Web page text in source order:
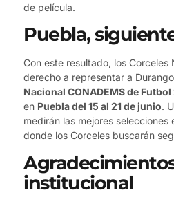
de película.
Puebla,
Con este resultado, los Corceles
derecho a representar a
Nacional CONADEMS de
en Puebla del 15 al 21 de junio.
medirán las mejores
donde los Corceles buscarán
institucional